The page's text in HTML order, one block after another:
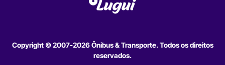
Copyright © 2007-2026 Ônibus & Transporte. Todos os direitos
reservados.